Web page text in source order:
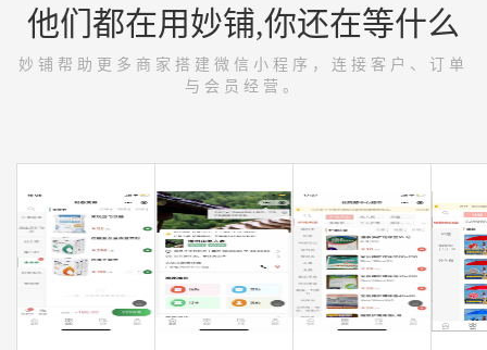
他们都在用妙铺,你还在等什么
妙铺帮助更多商家搭建微信小程序，连接客户、订单
与会员经营。